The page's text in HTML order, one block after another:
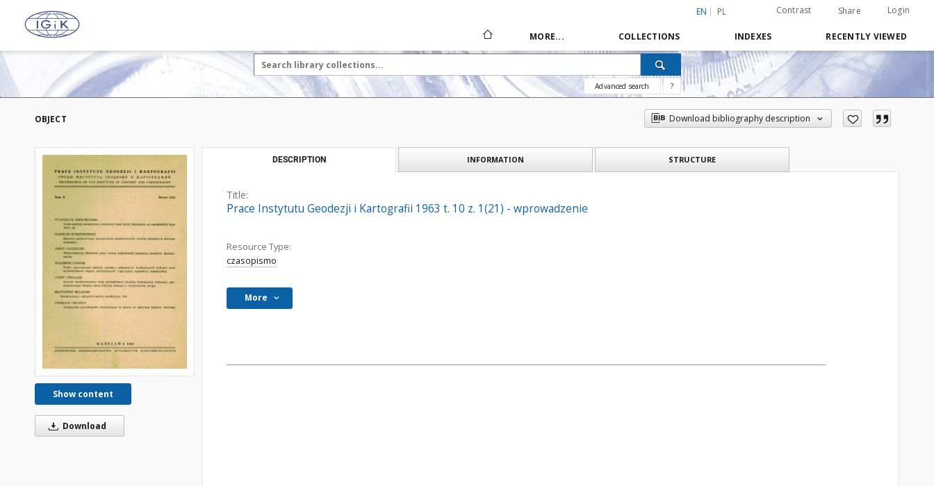
EN PL Contrast Share Login
MORE... COLLECTIONS INDEXES RECENTLY VIEWED
Advanced search ?
OBJECT Download bibliography description
Show content
Download
DESCRIPTION INFORMATION STRUCTURE
Title:
Prace Instytutu Geodezji i Kartografii 1963 t. 10 z. 1(21) - wprowadzenie
Resource Type:
czasopismo
More